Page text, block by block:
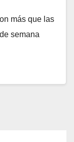
más que las
semana